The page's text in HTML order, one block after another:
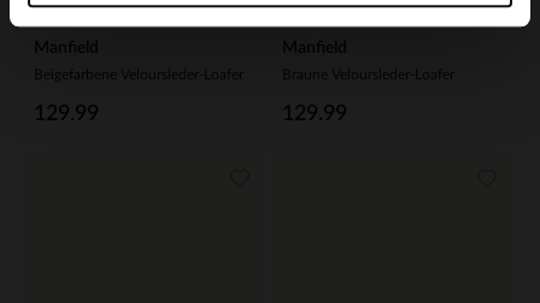
Manfield
Beigefarbene Veloursleder-Loafer
129.99
Manfield
Braune Veloursleder-Loafer
129.99